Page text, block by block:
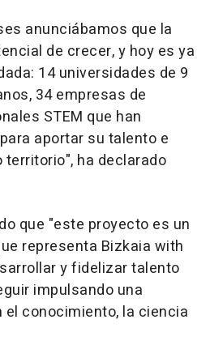
anunciábamos que la
de crecer, y hoy es ya
14 universidades de 9
34 empresas de
STEM que han
aportar su talento e
ha declarado
que "este proyecto es un
representa Bizkaia with
y fidelizar talento
impulsando una
conocimiento, la ciencia